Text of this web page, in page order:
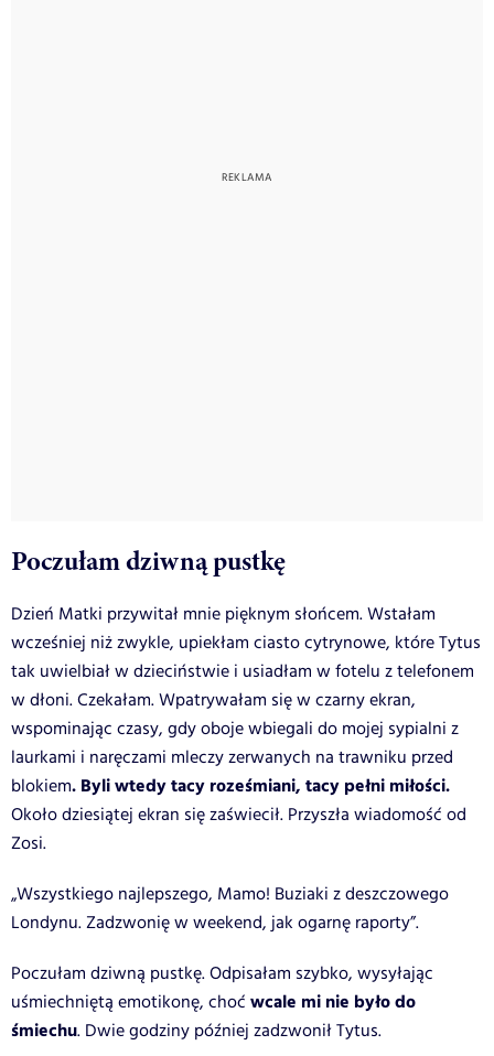
Poczułam dziwną pustkę
Dzień Matki przywitał mnie pięknym słońcem. Wstałam
wcześniej niż zwykle, upiekłam ciasto cytrynowe, które Tytus
tak uwielbiał w dzieciństwie i usiadłam w fotelu z telefonem
w dłoni. Czekałam. Wpatrywałam się w czarny ekran,
wspominając czasy, gdy oboje wbiegali do mojej sypialni z
laurkami i naręczami mleczy zerwanych na trawniku przed
blokiem. Byli wtedy tacy roześmiani, tacy pełni miłości.
Około dziesiątej ekran się zaświecił. Przyszła wiadomość od
Zosi.
„Wszystkiego najlepszego, Mamo! Buziaki z deszczowego
Londynu. Zadzwonię w weekend, jak ogarnę raporty”.
Poczułam dziwną pustkę. Odpisałam szybko, wysyłając
uśmiechniętą emotikonę, choć wcale mi nie było do
śmiechu. Dwie godziny później zadzwonił Tytus.